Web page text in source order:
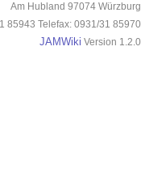
Am Hubland 97074 Würzburg
85943 Telefax: 0931/31 85970
JAMWiki Version 1.2.0